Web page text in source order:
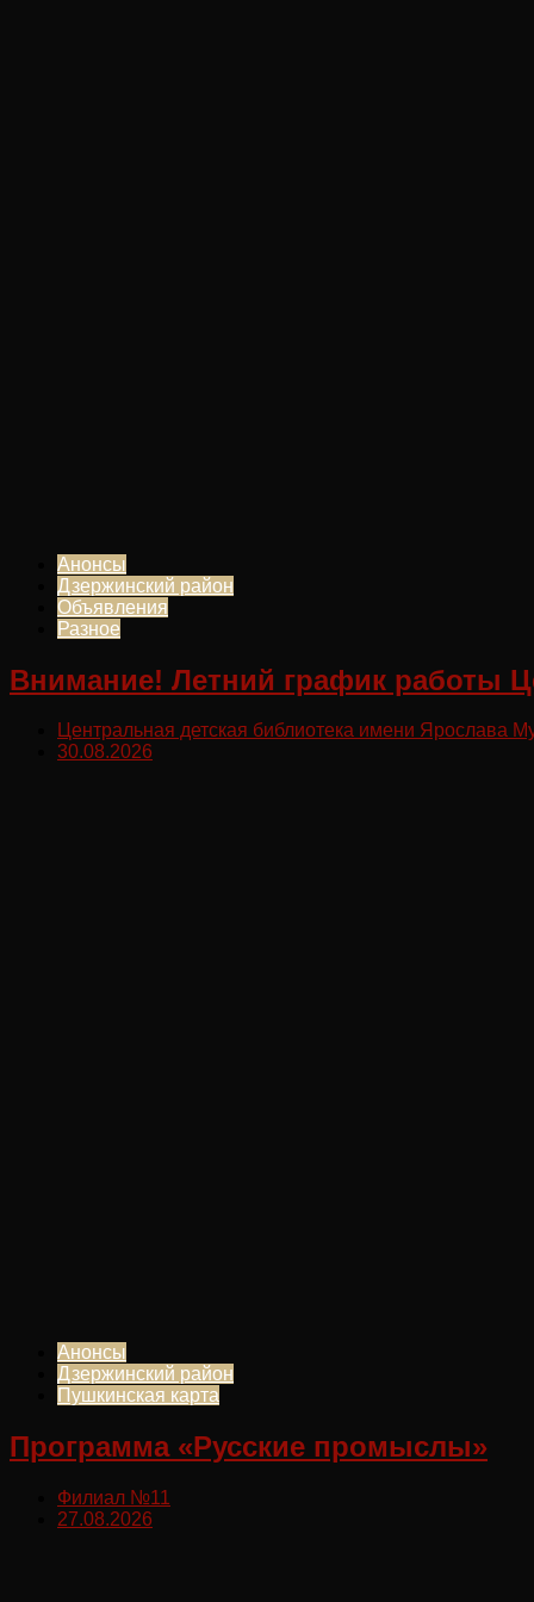
Анонсы
Дзержинский район
Объявления
Разное
Внимание! Летний график работы
Центральная детская библиотека имени Ярослава
30.08.2026
Анонсы
Дзержинский район
Пушкинская карта
Программа «Русские промыслы»
Филиал №11
27.08.2026